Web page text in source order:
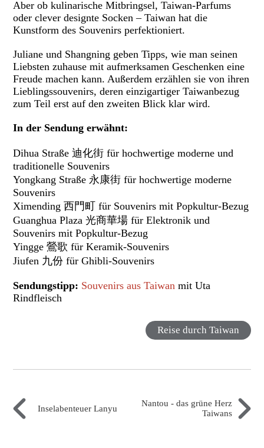
Aber ob kulinarische Mitbringsel, Taiwan-Parfums
oder clever designte Socken – Taiwan hat die
Kunstform des Souvenirs perfektioniert.
Juliane und Shangning geben Tipps, wie man seinen
Liebsten zuhause mit aufmerksamen Geschenken eine
Freude machen kann. Außerdem erzählen sie von ihren
Lieblingssouvenirs, deren einzigartiger Taiwanbezug
zum Teil erst auf den zweiten Blick klar wird.
In der Sendung erwähnt:
Dihua Straße 迪化街 für hochwertige moderne und
traditionelle Souvenirs
Yongkang Straße 永康街 für hochwertige moderne
Souvenirs
Ximending 西門町 für Souvenirs mit Popkultur-Bezug
Guanghua Plaza 光商華場 für Elektronik und
Souvenirs mit Popkultur-Bezug
Yingge 鶯歌 für Keramik-Souvenirs
Jiufen 九份 für Ghibli-Souvenirs
Sendungstipp: Souvenirs aus Taiwan mit Uta
Rindfleisch
Reise durch Taiwan
Inselabenteuer Lanyu
Nantou - das grüne Herz
Taiwans